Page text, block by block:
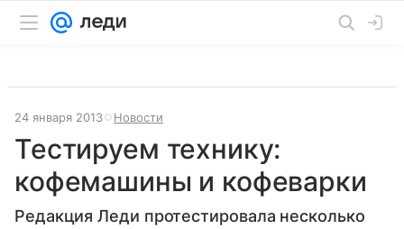
24 января 2013 Новости
Тестируем технику:
кофемашины и кофеварки
Редакция Леди протестировала несколько